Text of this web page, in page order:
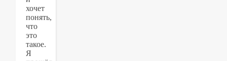
хочет
понять,
что
это
такое.
Я